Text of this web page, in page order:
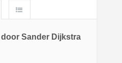
Sander Dijkstra